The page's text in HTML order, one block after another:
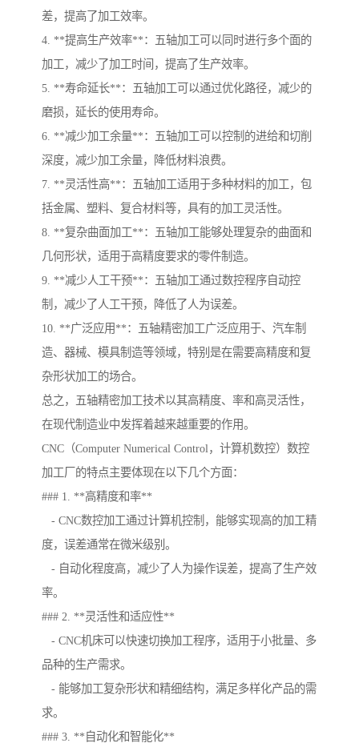
差，提高了加工效率。
4. **提高生产效率**：五轴加工可以同时进行多个面的
加工，减少了加工时间，提高了生产效率。
5. **寿命延长**：五轴加工可以通过优化路径，减少的
磨损，延长的使用寿命。
6. **减少加工余量**：五轴加工可以控制的进给和切削
深度，减少加工余量，降低材料浪费。
7. **灵活性高**：五轴加工适用于多种材料的加工，包
括金属、塑料、复合材料等，具有的加工灵活性。
8. **复杂曲面加工**：五轴加工能够处理复杂的曲面和
几何形状，适用于高精度要求的零件制造。
9. **减少人工干预**：五轴加工通过数控程序自动控
制，减少了人工干预，降低了人为误差。
10. **广泛应用**：五轴精密加工广泛应用于、汽车制
造、器械、模具制造等领域，特别是在需要高精度和复
杂形状加工的场合。
总之，五轴精密加工技术以其高精度、率和高灵活性，
在现代制造业中发挥着越来越重要的作用。
CNC（Computer Numerical Control，计算机数控）数控
加工厂的特点主要体现在以下几个方面：
### 1. **高精度和率**
- CNC数控加工通过计算机控制，能够实现高的加工精
度，误差通常在微米级别。
- 自动化程度高，减少了人为操作误差，提高了生产效
率。
### 2. **灵活性和适应性**
- CNC机床可以快速切换加工程序，适用于小批量、多
品种的生产需求。
- 能够加工复杂形状和精细结构，满足多样化产品的需
求。
### 3. **自动化和智能化**